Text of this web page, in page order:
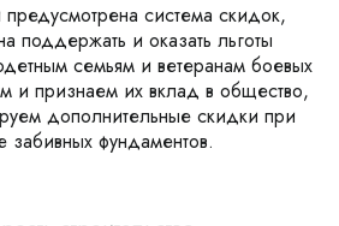
система скидок,
поддержать и оказать льготы
семьям и ветеранам боевых
и признаем их вклад в общество,
дополнительные скидки при
забивных фундаментов.